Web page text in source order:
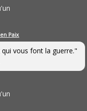
Paix
qui vous font la guerre."